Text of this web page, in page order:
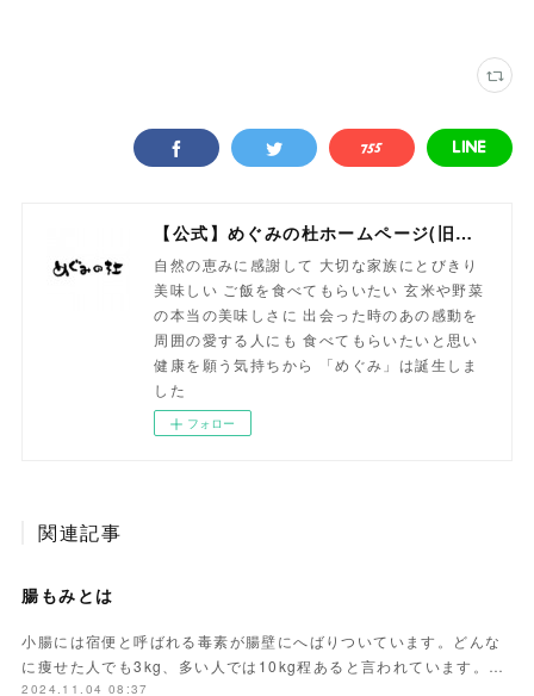
【公式】めぐみの杜ホームページ(旧自然食工房）
自然の恵みに感謝して 大切な家族にとびきり
美味しい ご飯を食べてもらいたい 玄米や野菜
の本当の美味しさに 出会った時のあの感動を
周囲の愛する人にも 食べてもらいたいと思い
健康を願う気持ちから 「めぐみ」は誕生しま
した
フォロー
関連記事
腸もみとは
小腸には宿便と呼ばれる毒素が腸壁にへばりついています。どんな
に痩せた人でも3kg、多い人では10kg程あると言われています。…
2024.11.04 08:37